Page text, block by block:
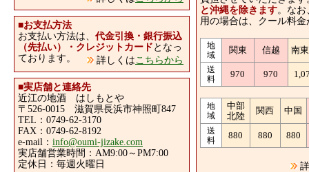
■お支払方法
お支払い方法は、 代金引換・銀行振込
（先払い）・クレジットカード となっ
ております。
詳しくはこちらから
■実店舗と連絡先
近江の地酒 はしもとや
〒526-0015 滋賀県長浜市神照町847
TEL：0749-62-3170
FAX：0749-62-8192
e-mail： info@oumi-jizake.com
実店舗営業時間：AM9:00～PM7:00
定休日：毎週火曜日
と沖縄を除きます。なお
用の場合は、クール料
地
域
関東 信越 南
送
料
970 970
地
域
中部
北陸
関西 中国
送
料
880 880 880